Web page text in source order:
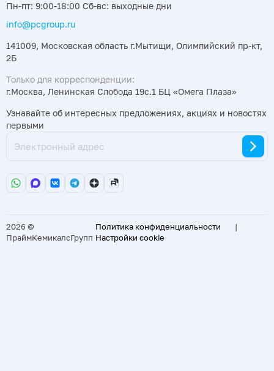
Пн-пт: 9:00-18:00 Сб-вс: выходные дни
info@pcgroup.ru
141009, Московская область г.Мытищи, Олимпийский пр-кт,
2Б
Только для корреспонденции:
г.Москва, Ленинская Слобода 19с.1 БЦ «Омега Плаза»
Узнавайте об интересных предложениях, акциях и новостях
первыми
2026 ©
ПраймКемикалсГрупп
Политика конфиденциальности
|
Настройки cookie